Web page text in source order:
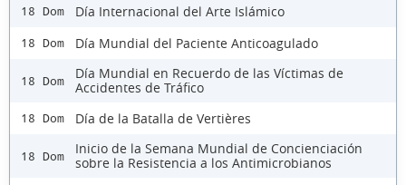
18 Dom Día Internacional del Arte Islámico
18 Dom Día Mundial del Paciente Anticoagulado
18 Dom
Día Mundial en Recuerdo de las Víctimas de
Accidentes de Tráfico
18 Dom Día de la Batalla de Vertières
18 Dom
Inicio de la Semana Mundial de Concienciación
sobre la Resistencia a los Antimicrobianos